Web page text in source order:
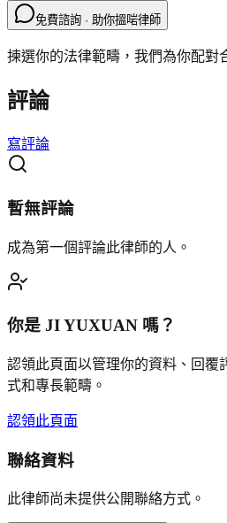
免費諮詢 · 助你搵啱律師
揀選你的法律範疇，我們為你配對
評論
寫評論
暫無評論
成為第一個評論此律師的人。
你是 JI YUXUAN 嗎？
認領此頁面以管理你的資料、回覆
式和專長範疇。
認領此頁面
聯絡資料
此律師尚未提供公開聯絡方式。